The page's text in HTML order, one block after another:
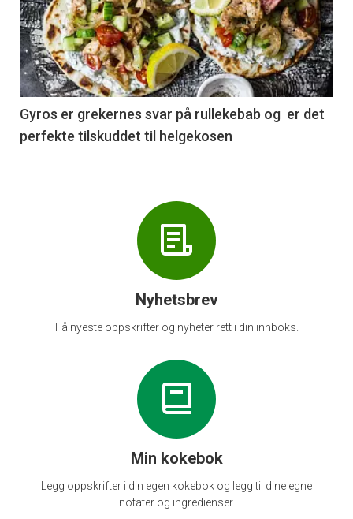
akkurat
nå
-
6
Gyros er grekernes svar på rullekebab og er det
perfekte tilskuddet til helgekosen
Nyhetsbrev
Få nyeste oppskrifter og nyheter rett i din innboks.
Min kokebok
Legg oppskrifter i din egen kokebok og legg til dine egne
notater og ingredienser.